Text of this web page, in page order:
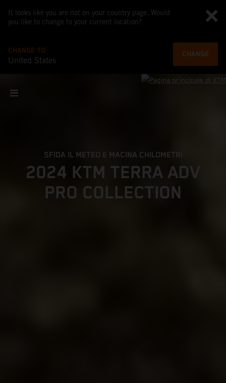
It looks like you are not on your country page. Would
you like to change to your current location?
CHANGE TO
United States
CHANGE
SFIDA IL METEO E MACINA CHILOMETRI
2024 KTM TERRA ADV
PRO COLLECTION